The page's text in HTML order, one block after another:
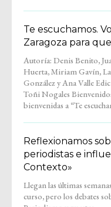
Te escuchamos.
Zaragoza para
Autoría: Denis Benito,
Huerta, Miriam Gavín,
González y Ana Valle Edición:
Toñi Nogales Bienvenidos y
bienvenidas a “Te
Voces de quienes
Zaragoza para
espacio tranquilo, hecho para
escuchar sin prisas y
Reflexionamos
periodistas e
Contexto»
Llegan las últimas
curso, pero los debates
nuestro propio
#Entremedios. Laura